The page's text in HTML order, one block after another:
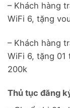
– Khách hàng
WiFi 6, tặng
– Khách hàng
WiFi 6, tặng
200k
Thủ tục đăng